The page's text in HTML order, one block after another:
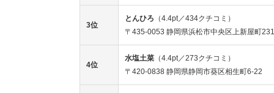
3位
とんひろ （4.4pt／434クチコミ）
〒435-0053 静岡県浜松市中央区上新屋町
4位
水塩土菜 （4.4pt／273クチコミ）
〒420-0838 静岡県静岡市葵区相生町6-22